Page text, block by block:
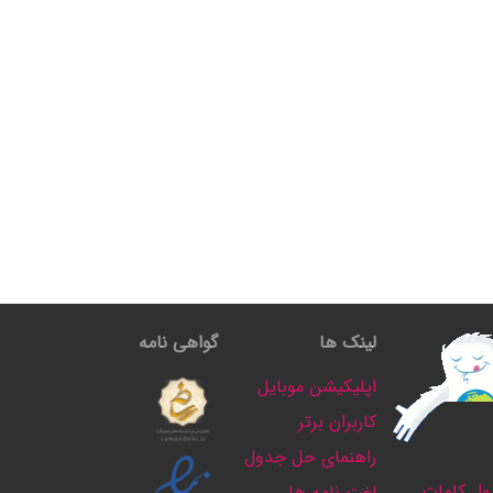
لینک ها
اپلیکیشن موبایل
کاربران برتر
راهنمای حل جدول
گواهی نامه